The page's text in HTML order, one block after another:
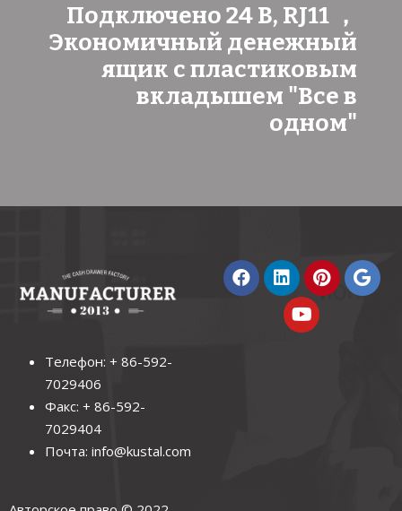
Подключено 24 В, RJ11 ，
Экономичный денежный
ящик с пластиковым
вкладышем "Все в
одном"
Телефон: + 86-592-
7029406
Факс: + 86-592-
7029404
Почта: info@kustal.com